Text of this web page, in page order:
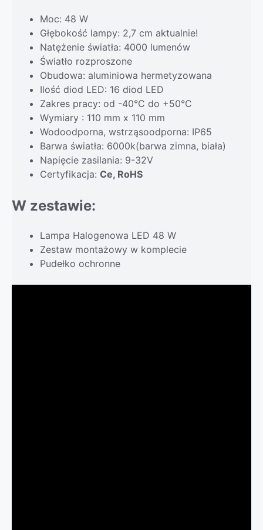
Moc: 48 W
Głębokość lampy: 2,7 cm aktualnie!
Natężenie światła: 4000 lumenów
Światło rozproszone
Obudowa: aluminiowa hermetyzowana
Ilość diod LED: 16 diod LED
Zakres pracy: od -40°C do +50°C
Wymiary : 110 mm x 110 mm
Wodoodporna, wstrząsoodporna: IP65
Barwa światła: 6000k(barwa zimna, biała)
Napięcie zasilania: 9-32V
Certyfikacja: Ce, RoHS
W zestawie:
Lampa Halogenowa LED 48 W
Zestaw montażowy w komplecie
Pudełko ochronne